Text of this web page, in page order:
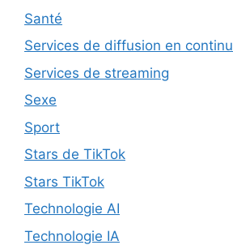
Santé
Services de diffusion en continu
Services de streaming
Sexe
Sport
Stars de TikTok
Stars TikTok
Technologie AI
Technologie IA